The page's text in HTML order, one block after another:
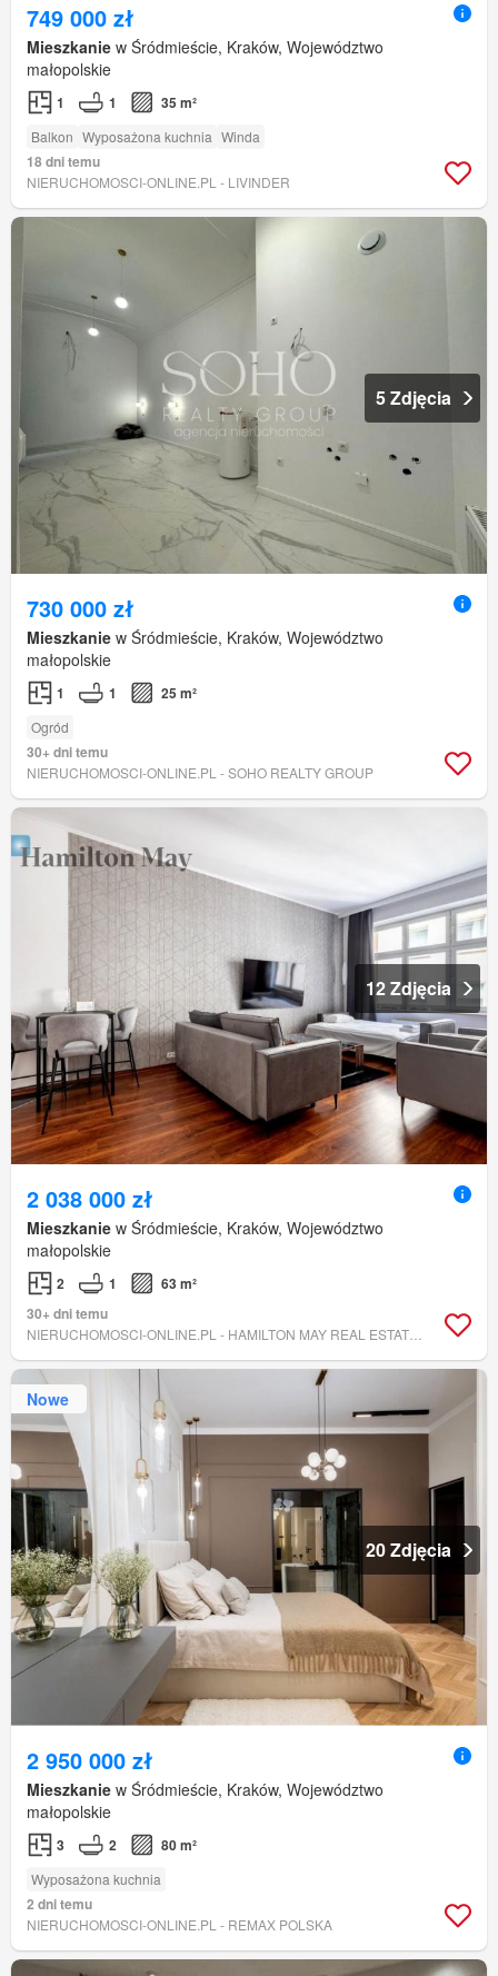
749 000 zł
Mieszkanie w Śródmieście, Kraków, Województwo
małopolskie
1 1 35 m²
Balkon Wyposażona kuchnia Winda
18 dni temu
NIERUCHOMOSCI-ONLINE.PL - LIVINDER
5 Zdjęcia
730 000 zł
Mieszkanie w Śródmieście, Kraków, Województwo
małopolskie
1 1 25 m²
Ogród
30+ dni temu
NIERUCHOMOSCI-ONLINE.PL - SOHO REALTY GROUP
12 Zdjęcia
2 038 000 zł
Mieszkanie w Śródmieście, Kraków, Województwo
małopolskie
2 1
63 m²
30+ dni temu
Nowe
20 Zdjęcia
2 950 000 zł
Mieszkanie w Śródmieście, Kraków, Województwo
małopolskie
3 2 80 m²
Wyposażona kuchnia
2 dni temu
NIERUCHOMOSCI-ONLINE.PL - REMAX POLSKA